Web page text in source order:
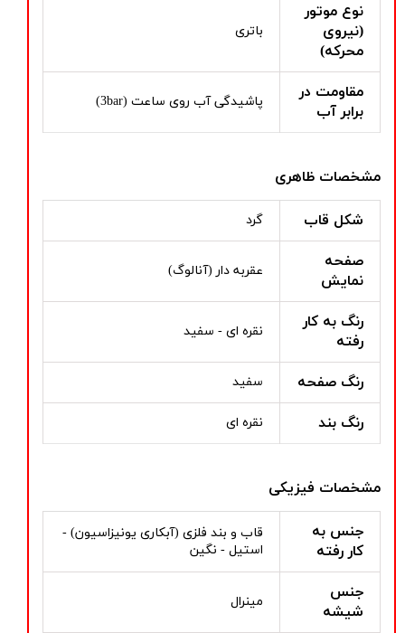
نوع موتور
(نیروی
محرکه)
باتری
مقاومت در
برابر آب
پاشیدگی آب روی ساعت (3bar)
مشخصات ظاهری
شکل قاب گرد
صفحه
نمایش
عقربه دار (آنالوگ)
رنگ به کار
رفته
نقره ای - سفید
رنگ صفحه سفید
رنگ بند نقره ای
مشخصات فیزیکی
جنس به
کار رفته
قاب و بند فلزی (آبکاری یونیزاسیون) -
استیل - نگین
جنس
شیشه
مینرال